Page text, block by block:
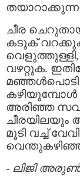
തയാറാക്കുന്ന
ചീര
കടുക് വറക്കുക.
വഴറ്റുക.
കഴിയുമ്പോള്‍
അരിഞ്ഞ
ചീരയിലയും
മൂടി വച്ച്
- ലിജി അരുണ്‍